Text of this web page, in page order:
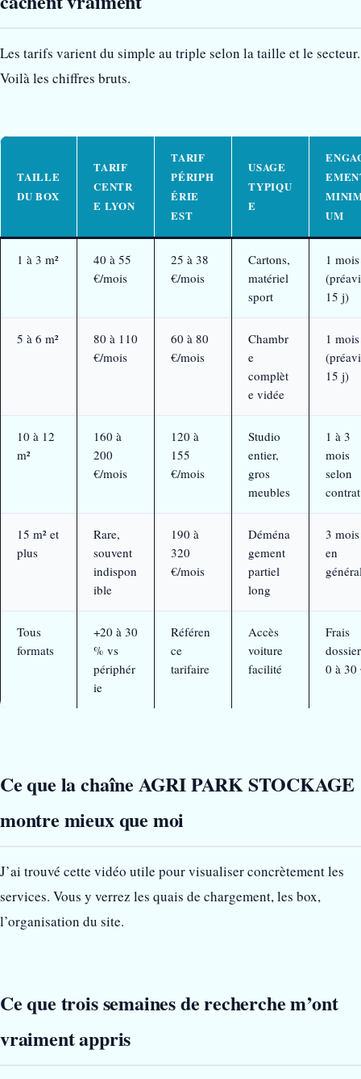
Les tarifs varient du simple au triple selon la taille et le secteur.
Voilà les chiffres bruts.
TAILLE
DU BOX
TARIF
CENTR
E LYON
TARIF
PÉRIPH
ÉRIE
EST
USAGE
TYPIQU
E
UM
1 à 3 m²
40 à 55
€/mois
25 à 38
€/mois
Cartons,
matériel
sport
1 mois
15 j)
5 à 6 m²
80 à 110
€/mois
60 à 80
€/mois
Chambr
e
complèt
e vidée
1 mois
15 j)
10 à 12
m²
160 à
200
€/mois
120 à
155
€/mois
Studio
entier,
gros
meubles
1 à 3
mois
selon
contrat
15 m² et
plus
Rare,
souvent
indispon
ible
190 à
320
€/mois
Déména
gement
partiel
long
3 mois
en
Tous
formats
+20 à 30
% vs
périphér
ie
Référen
ce
tarifaire
Accès
voiture
facilité
Frais
0 à 30
Ce que la chaîne AGRI PARK STOCKAGE
montre mieux que moi
J’ai trouvé cette vidéo utile pour visualiser concrètement les
services. Vous y verrez les quais de chargement, les box,
l’organisation du site.
Ce que trois semaines de recherche m’ont
vraiment appris